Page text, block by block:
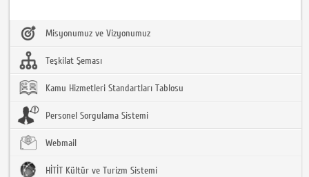
Misyonumuz ve Vizyonumuz
Teşkilat Şeması
Kamu Hizmetleri Standartları Tablosu
Personel Sorgulama Sistemi
Webmail
HİTİT Kültür ve Turizm Sistemi